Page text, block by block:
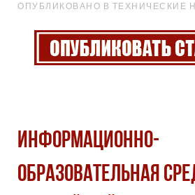
ОПУБЛИКОВАНО В ТЕХНИЧЕСКИЕ
ИНФОРМАЦИОННО-
ОБРАЗОВАТЕЛЬНАЯ